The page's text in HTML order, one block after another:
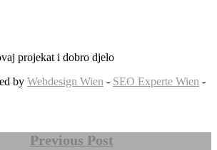
projekat i dobro djelo
by Webdesign Wien - SEO Experte Wien -
Previous Post